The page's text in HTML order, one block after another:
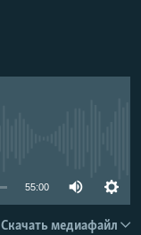
55:00
Скачать медиафайл